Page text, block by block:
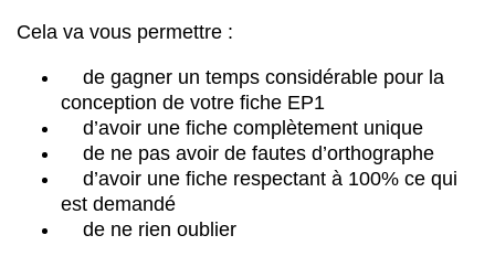
Cela va vous permettre :
de gagner un temps considérable pour la
conception de votre fiche EP1
d’avoir une fiche complètement unique
de ne pas avoir de fautes d’orthographe
d’avoir une fiche respectant à 100% ce qui
est demandé
de ne rien oublier